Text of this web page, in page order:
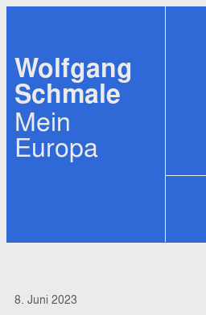
springen
Wolfgang
Schmale
Mein
Europa
8. Juni 2023